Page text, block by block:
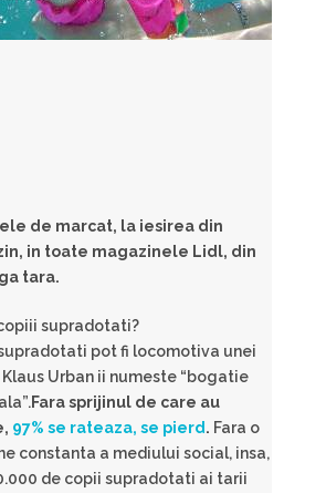
de marcat, la iesirea din
in toate magazinele Lidl, din
tara.
supradotati?
pot fi locomotiva unei
Klaus Urban ii numeste “bogatie
Fara sprijinul de care au
97% se rateaza, se pierd . Fara o
constanta a mediului social, insa,
de copii supradotati ai tarii